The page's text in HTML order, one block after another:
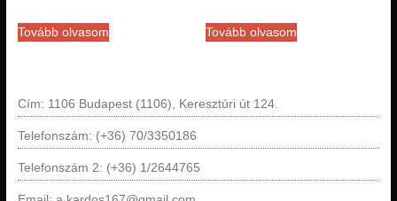
Tovább olvasom Tovább olvasom
Cím: 1106 Budapest (1106), Keresztúri út 124.
Telefonszám: (+36) 70/3350186
Telefonszám 2: (+36) 1/2644765